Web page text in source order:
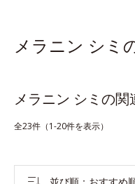
メラニン シミ
メラニン シミの
全23件（1-20件を表示）